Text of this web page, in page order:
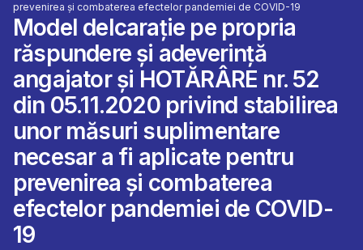
prevenirea și combaterea efectelor pandemiei de COVID-19
Model delcarație pe propria
răspundere și adeverință
angajator și HOTĂRÂRE nr. 52
din 05.11.2020 privind stabilirea
unor măsuri suplimentare
necesar a fi aplicate pentru
prevenirea și combaterea
efectelor pandemiei de COVID-
19